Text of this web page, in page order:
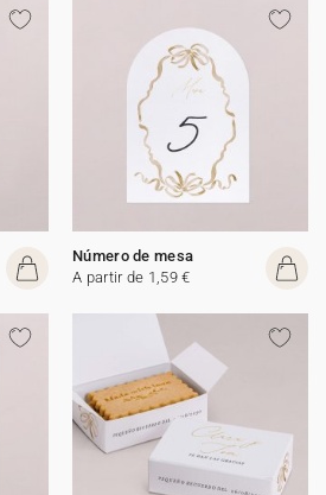
Número de mesa
A partir de 1,59 €